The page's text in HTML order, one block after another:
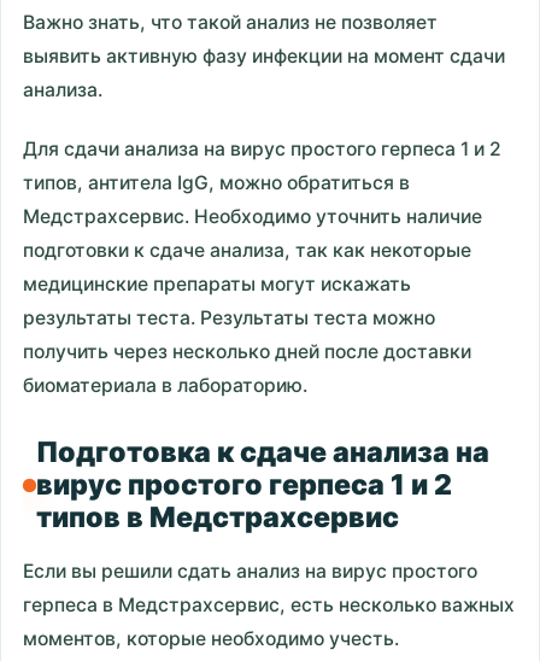
Важно знать, что такой анализ не позволяет
выявить активную фазу инфекции на момент сдачи
анализа.
Для сдачи анализа на вирус простого герпеса 1 и 2
типов, антитела IgG, можно обратиться в
Медстрахсервис. Необходимо уточнить наличие
подготовки к сдаче анализа, так как некоторые
медицинские препараты могут искажать
результаты теста. Результаты теста можно
получить через несколько дней после доставки
биоматериала в лабораторию.
Подготовка к сдаче анализа на
вирус простого герпеса 1 и 2
типов в Медстрахсервис
Если вы решили сдать анализ на вирус простого
герпеса в Медстрахсервис, есть несколько важных
моментов, которые необходимо учесть.